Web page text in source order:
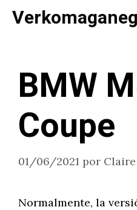
Saltar
BMW
Coupe
01/06/2021 por Claire
Normalmente, la